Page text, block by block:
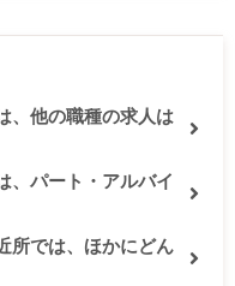
、他の職種の求人は
、パート・アルバイ
所では、ほかにどん